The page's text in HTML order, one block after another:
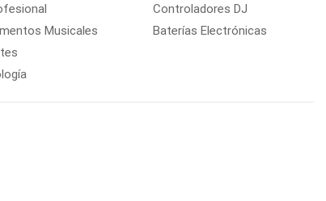
Musicales
Controladores DJ
Baterías Electrónicas